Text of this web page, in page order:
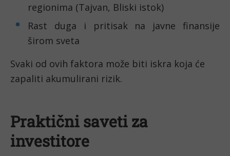
regionima (Tajvan, Bliski istok)
Rast duga i pritisak na javne finansije
širom sveta
Svaki od ovih faktora može biti iskra koja će
zapaliti akumulirani rizik.
Praktični saveti za
investitore